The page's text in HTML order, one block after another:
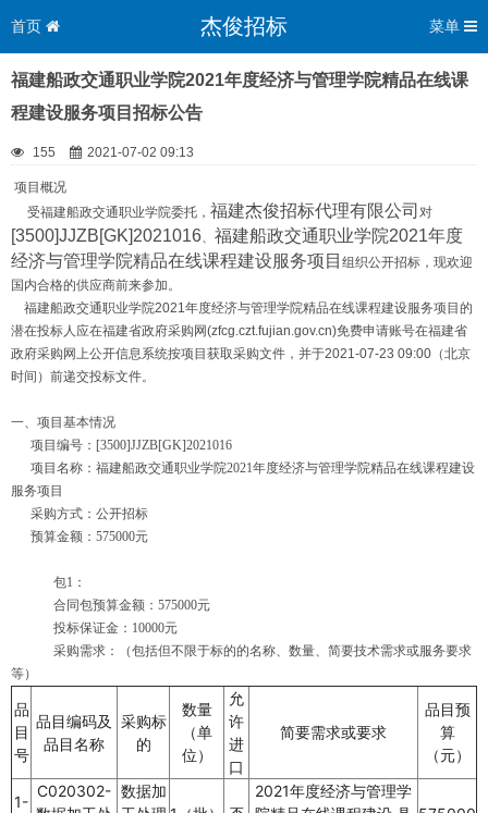
首页 杰俊招标 菜单
福建船政交通职业学院2021年度经济与管理学院精品在线课
程建设服务项目招标公告
155 2021-07-02 09:13
项目概况
受福建船政交通职业学院委托， 福建杰俊招标代理有限公司 对
[3500]JJZB[GK]2021016、 福建船政交通职业学院2021年度
经济与管理学院精品在线课程建设服务项目 组织公开招标，现欢迎
国内合格的供应商前来参加。
福建船政交通职业学院2021年度经济与管理学院精品在线课程建设服务项目的
潜在投标人应在福建省政府采购网(zfcg.czt.fujian.gov.cn)免费申请账号在福建省
政府采购网上公开信息系统按项目获取采购文件，并于2021-07-23 09:00（北京
时间）前递交投标文件。
一、项目基本情况
项目编号：[3500]JJZB[GK]2021016
项目名称：福建船政交通职业学院2021年度经济与管理学院精品在线课程建设
服务项目
采购方式：公开招标
预算金额：575000元
包1：
合同包预算金额：575000元
投标保证金：10000元
采购需求：（包括但不限于标的的名称、数量、简要技术需求或服务要求
等）
品
目
号
品目编码及
品目名称
采购标
的
数量
（单
位）
允
许
进
口
简要需求或要求
品目预
算
（元）
1-
C020302- 数据加
2021年度经济与管理学